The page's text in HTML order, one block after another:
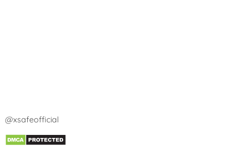
@xsafeofficial